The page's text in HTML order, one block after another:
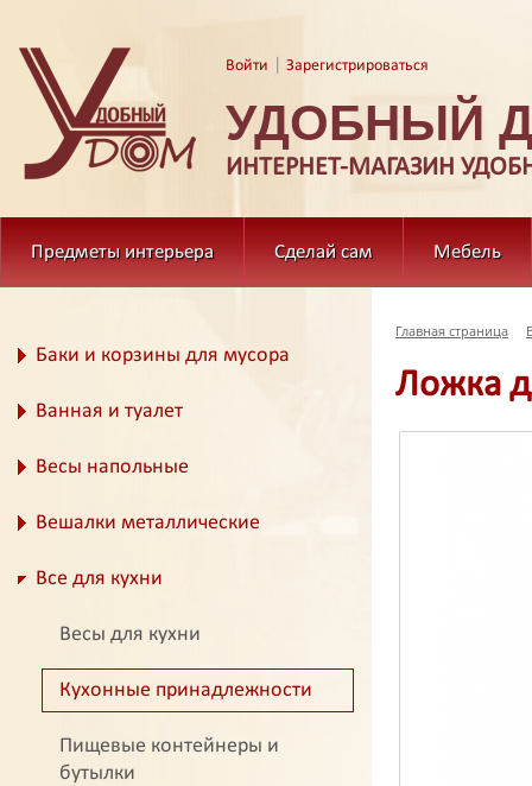
Войти Зарегистрироваться
УДОБНЫЙ
ИНТЕРНЕТ-МАГАЗИН
Предметы интерьера Сделай сам Мебель
Баки и корзины для мусора
Ванная и туалет
Весы напольные
Вешалки металлические
Все для кухни
Весы для кухни
Кухонные принадлежности
Пищевые контейнеры и
бутылки
Главная страница
Ложка